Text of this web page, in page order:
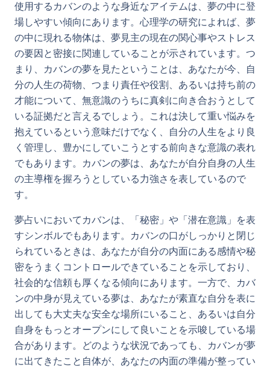
使用するカバンのような身近なアイテムは、夢の中に登
場しやすい傾向にあります。心理学の研究によれば、夢
の中に現れる物体は、夢見主の現在の関心事やストレス
の要因と密接に関連していることが示されています。つ
まり、カバンの夢を見たということは、あなたが今、自
分の人生の荷物、つまり責任や役割、あるいは持ち前の
才能について、無意識のうちに真剣に向き合おうとして
いる証拠だと言えるでしょう。これは決して重い悩みを
抱えているという意味だけでなく、自分の人生をより良
く管理し、豊かにしていこうとする前向きな意識の表れ
でもあります。カバンの夢は、あなたが自分自身の人生
の主導権を握ろうとしている力強さを表しているので
す。
夢占いにおいてカバンは、「秘密」や「潜在意識」を表
すシンボルでもあります。カバンの口がしっかりと閉じ
られているときは、あなたが自分の内面にある感情や秘
密をうまくコントロールできていることを示しており、
社会的な信頼も厚くなる傾向にあります。一方で、カバ
ンの中身が見えている夢は、あなたが素直な自分を表に
出しても大丈夫な安全な場所にいること、あるいは自分
自身をもっとオープンにして良いことを示唆している場
合があります。どのような状況であっても、カバンが夢
に出てきたこと自体が、あなたの内面の準備が整ってい